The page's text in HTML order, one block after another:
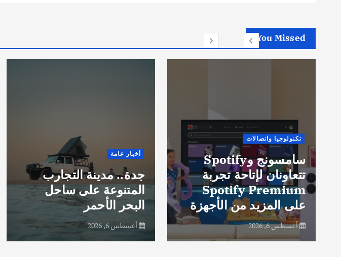
You Missed
أخبار عامة
جدة.. مدينة التجارب
المتنوعة على ساحل
البحر الأحمر
أغسطس 6, 2026
شاماس” يقدّم تجربة
مسائية راقية مع قائمة
جديدة مستوحاة من
النكهات البرازيلية
أغسطس 6, 2026